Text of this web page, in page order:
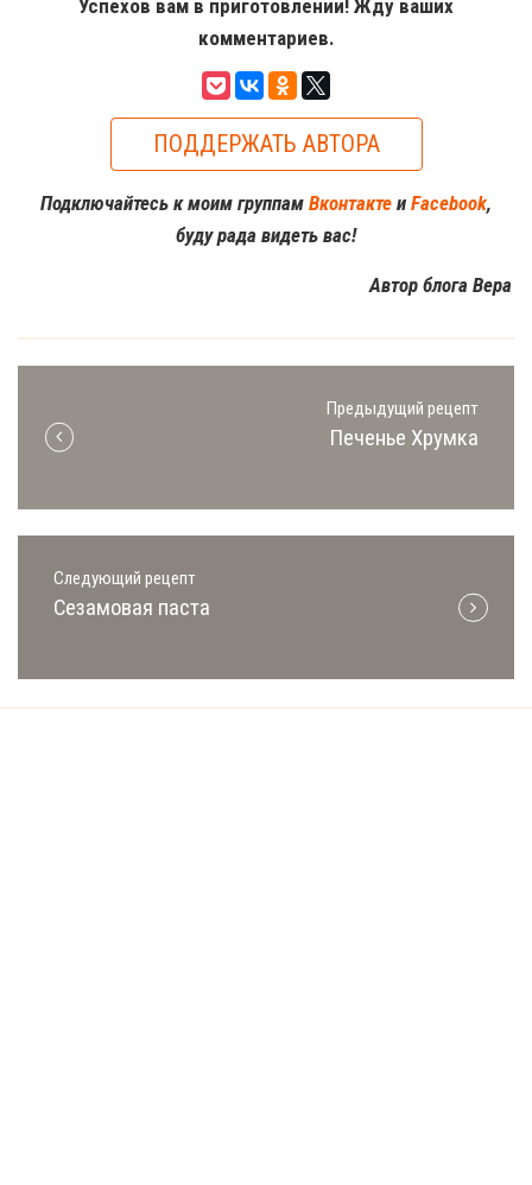
Успехов вам в приготовлении! Жду ваших
комментариев.
ПОДДЕРЖАТЬ АВТОРА
Подключайтесь к моим группам Вконтакте и Facebook,
буду рада видеть вас!
Автор блога Вера
Предыдущий рецепт
Печенье Хрумка
Следующий рецепт
Сезамовая паста